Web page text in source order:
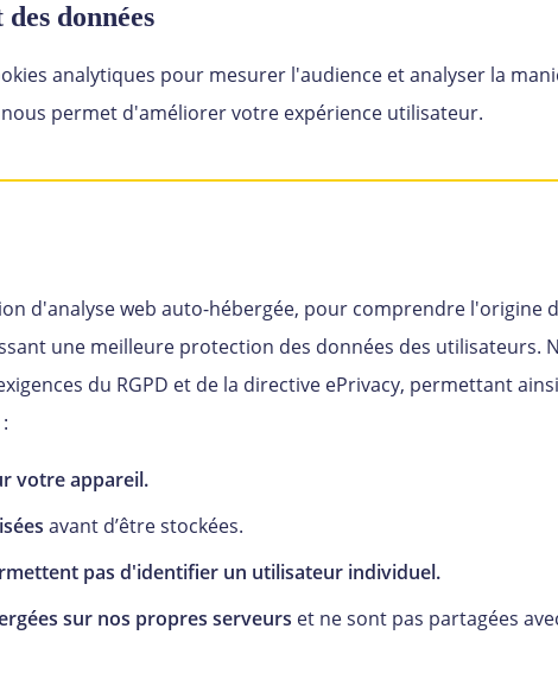
données
analytiques pour mesurer l'audience et analyser la
permet d'améliorer votre expérience utilisateur.
d'analyse web auto-hébergée, pour comprendre l'origine
une meilleure protection des données des utilisateurs.
du RGPD et de la directive ePrivacy, permettant
votre appareil.
avant d’être stockées.
pas d'identifier un utilisateur individuel.
sur nos propres serveurs et ne sont pas partagées